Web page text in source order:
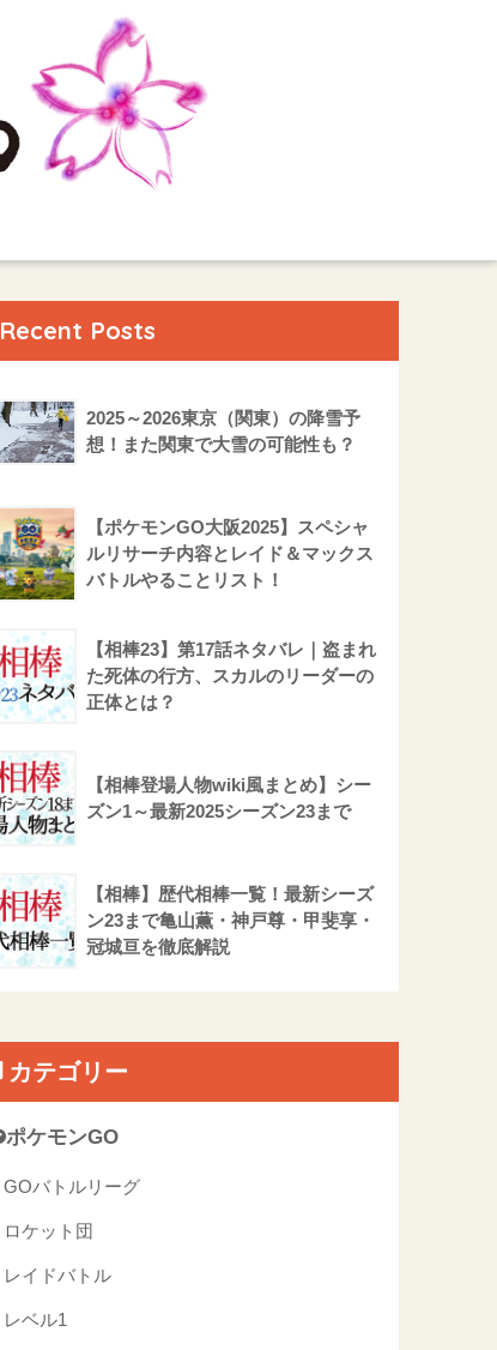
Recent Posts
2025～2026東京（関東）の降雪予
想！また関東で大雪の可能性も？
【ポケモンGO大阪2025】スペシャ
ルリサーチ内容とレイド＆マックス
バトルやることリスト！
【相棒23】第17話ネタバレ｜盗まれ
た死体の行方、スカルのリーダーの
正体とは？
【相棒登場人物wiki風まとめ】シー
ズン1～最新2025シーズン23まで
【相棒】歴代相棒一覧！最新シーズ
ン23まで亀山薫・神戸尊・甲斐享・
冠城亘を徹底解説
カテゴリー
ポケモンGO
GOバトルリーグ
ロケット団
レイドバトル
レベル1